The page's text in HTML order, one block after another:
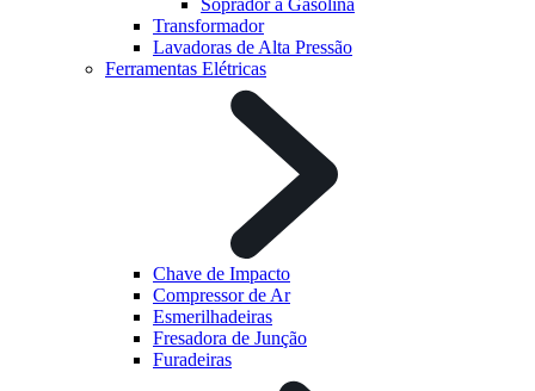
Soprador à Gasolina
Transformador
Lavadoras de Alta Pressão
Ferramentas Elétricas
Chave de Impacto
Compressor de Ar
Esmerilhadeiras
Fresadora de Junção
Furadeiras